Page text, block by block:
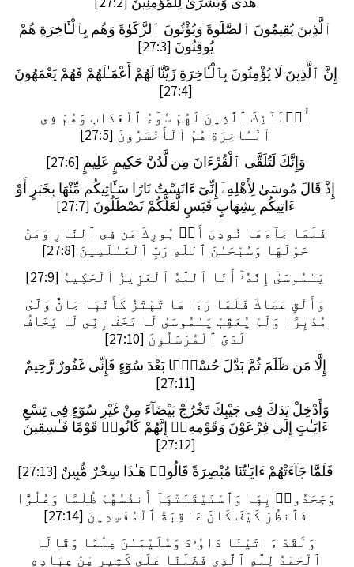
ٱلَّذِينَ يُقِيمُونَ ٱلصَّلَوٰةَ وَيُؤْتُونَ ٱلزَّكَوٰةَ وَهُم بِٱلْـَٔاخِرَةِ هُمْ
يُوقِنُونَ [27:3]
إِنَّ ٱلَّذِينَ لَا يُؤْمِنُونَ بِٱلْـَٔاخِرَةِ زَيَّنَّا لَهُمْ أَعْمَـٰلَهُمْ فَهُمْ يَعْمَهُونَ
[27:4]
أُو۟لَـٰٓئِكَ ٱلَّذِينَ لَهُمْ سُوٓءُ ٱلْعَذَابِ وَهُمْ فِى
ٱلْـَٔاخِرَةِ هُمُ ٱلْأَخْسَرُونَ [27:5]
وَإِنَّكَ لَتُلَقَّى ٱلْقُرْءَانَ مِن لَّدُنْ حَكِيمٍ عَلِيمٍ [27:6]
إِذْ قَالَ مُوسَىٰ لِأَهْلِهِۦٓ إِنِّىٓ ءَانَسْتُ نَارًا سَـَٔاتِيكُم مِّنْهَا بِخَبَرٍ أَوْ
ءَاتِيكُم بِشِهَابٍ قَبَسٍ لَّعَلَّكُمْ تَصْطَلُونَ [27:7]
فَلَمَّا جَآءَهَا نُودِىَ أَنۢ بُورِكَ مَن فِى ٱلنَّارِ وَمَنْ
حَوْلَهَا وَسُبْحَـٰنَ ٱللَّهِ رَبِّ ٱلْعَـٰلَمِينَ [27:8]
يَـٰمُوسَىٰٓ إِنَّهُۥٓ أَنَا ٱللَّهُ ٱلْعَزِيزُ ٱلْحَكِيمُ [27:9]
وَأَلْقِ عَصَاكَ فَلَمَّا رَءَاهَا تَهْتَزُّ كَأَنَّهَا جَآنٌّ وَلَّىٰ
مُدْبِرًا وَلَمْ يُعَقِّبْ يَـٰمُوسَىٰ لَا تَخَفْ إِنِّى لَا يَخَافُ
لَدَىَّ ٱلْمُرْسَلُونَ [27:10]
إِلَّا مَن ظَلَمَ ثُمَّ بَدَّلَ حُسْنًۢا بَعْدَ سُوٓءٍ فَإِنِّى غَفُورٌ رَّحِيمٌ
[27:11]
وَأَدْخِلْ يَدَكَ فِى جَيْبِكَ تَخْرُجْ بَيْضَآءَ مِنْ غَيْرِ سُوٓءٍ فِى تِسْعِ
ءَايَـٰتٍ إِلَىٰ فِرْعَوْنَ وَقَوْمِهِۦٓ إِنَّهُمْ كَانُوا۟ قَوْمًا فَـٰسِقِينَ
[27:12]
فَلَمَّا جَآءَتْهُمْ ءَايَـٰتُنَا مُبْصِرَةً قَالُوا۟ هَـٰذَا سِحْرٌ مُّبِينٌ [27:13]
وَجَحَدُوا۟ بِهَا وَٱسْتَيْقَنَتْهَآ أَنفُسُهُمْ ظُلْمًا وَعُلُوًّا
فَٱنظُرْ كَيْفَ كَانَ عَـٰقِبَةُ ٱلْمُفْسِدِينَ [27:14]
وَلَقَدْ ءَاتَيْنَا دَاوُۥدَ وَسُلَيْمَـٰنَ عِلْمًا وَقَالَا
ٱلْحَمْدُ لِلَّهِ ٱلَّذِى فَضَّلَنَا عَلَىٰ كَثِيرٍ مِّنْ عِبَادِهِ